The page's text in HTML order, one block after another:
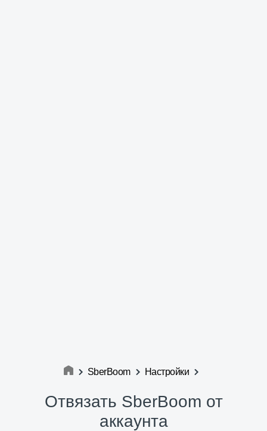
SberBoom Настройки
Отвязать SberBoom от
аккаунта